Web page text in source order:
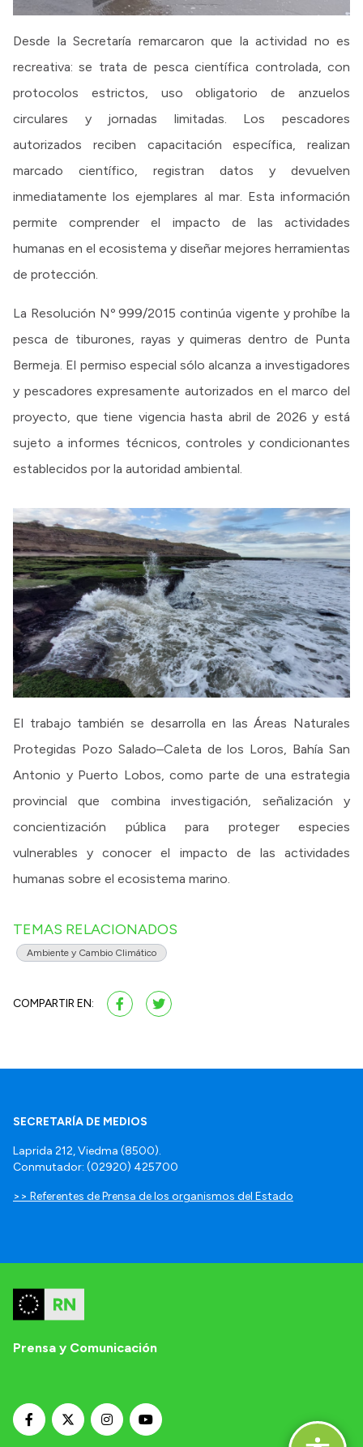
Desde la Secretaría remarcaron que la actividad no es
recreativa: se trata de pesca científica controlada, con
protocolos estrictos, uso obligatorio de anzuelos
circulares y jornadas limitadas. Los pescadores
autorizados reciben capacitación específica, realizan
marcado científico, registran datos y devuelven
inmediatamente los ejemplares al mar. Esta información
permite comprender el impacto de las actividades
humanas en el ecosistema y diseñar mejores herramientas
de protección.
La Resolución Nº 999/2015 continúa vigente y prohíbe la
pesca de tiburones, rayas y quimeras dentro de Punta
Bermeja. El permiso especial sólo alcanza a investigadores
y pescadores expresamente autorizados en el marco del
proyecto, que tiene vigencia hasta abril de 2026 y está
sujeto a informes técnicos, controles y condicionantes
establecidos por la autoridad ambiental.
El trabajo también se desarrolla en las Áreas Naturales
Protegidas Pozo Salado–Caleta de los Loros, Bahía San
Antonio y Puerto Lobos, como parte de una estrategia
provincial que combina investigación, señalización y
concientización pública para proteger especies
vulnerables y conocer el impacto de las actividades
humanas sobre el ecosistema marino.
TEMAS RELACIONADOS
Ambiente y Cambio Climático
COMPARTIR EN:
SECRETARÍA DE MEDIOS
Laprida 212, Viedma (8500).
Conmutador: (02920) 425700
>> Referentes de Prensa de los organismos del Estado
Prensa y Comunicación